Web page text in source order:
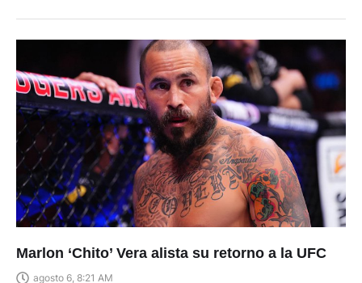
Marlon ‘Chito’ Vera alista su retorno a la UFC
agosto 6, 8:21 AM